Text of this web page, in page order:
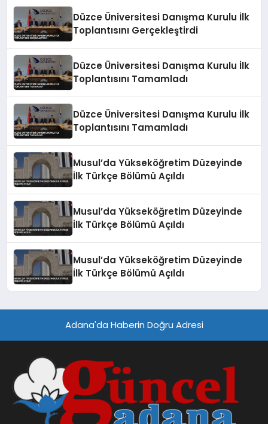
Düzce Üniversitesi Danışma Kurulu İlk
Toplantısını Gerçekleştirdi
Düzce Üniversitesi Danışma Kurulu İlk
Toplantısını Tamamladı
Düzce Üniversitesi Danışma Kurulu İlk
Toplantısını Tamamladı
Musul’da Yükseköğretim Düzeyinde
İlk Türkçe Bölümü Açıldı
Musul’da Yükseköğretim Düzeyinde
İlk Türkçe Bölümü Açıldı
Musul’da Yükseköğretim Düzeyinde
İlk Türkçe Bölümü Açıldı
Adana'da Haberin Doğru Adresi